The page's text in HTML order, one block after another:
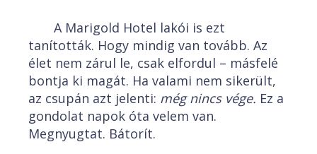
A Marigold Hotel lakói is ezt
tanították. Hogy mindig van tovább. Az
élet nem zárul le, csak elfordul – másfelé
bontja ki magát. Ha valami nem sikerült,
az csupán azt jelenti: még nincs vége. Ez a
gondolat napok óta velem van.
Megnyugtat. Bátorít.